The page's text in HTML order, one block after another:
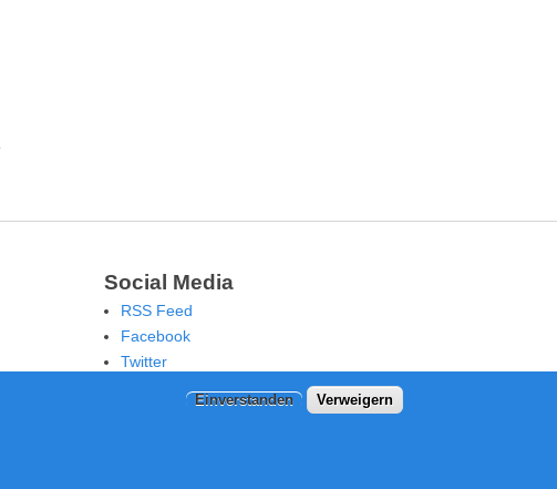
Einverstanden Verweigern
Social Media
RSS Feed
Facebook
Twitter